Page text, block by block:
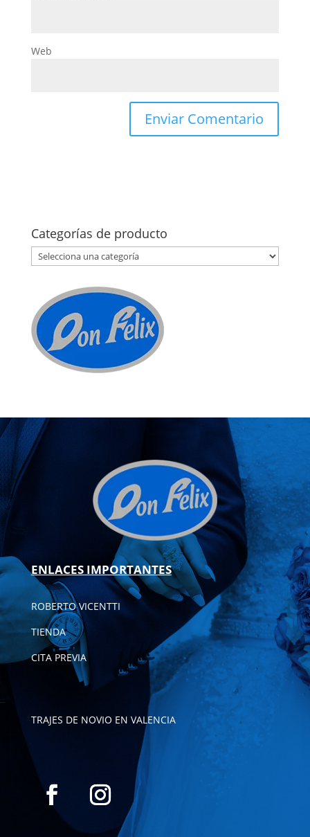
Web
Categorías de producto
ENLACES IMPORTANTES
ROBERTO VICENTTI
TIENDA
CITA PREVIA
TRAJES DE NOVIO EN VALENCIA